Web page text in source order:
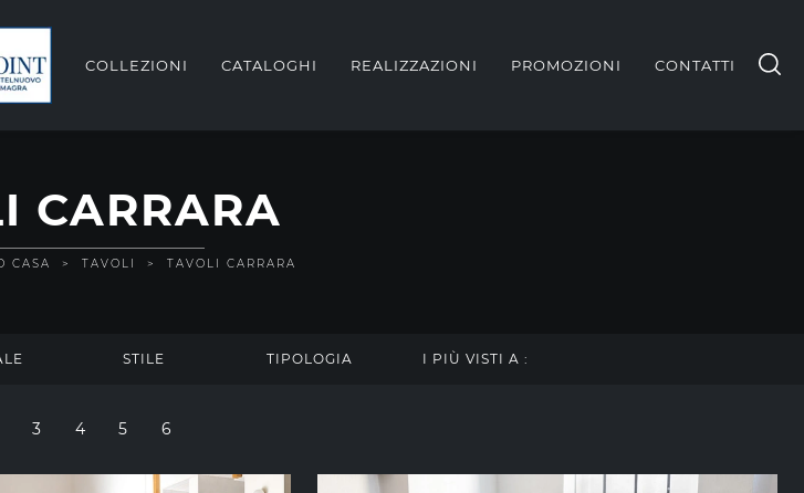
COLLEZIONI CATALOGHI REALIZZAZIONI PROMOZIONI CONTATTI
CARRARA
CASA > TAVOLI > TAVOLI CARRARA
STILE TIPOLOGIA I PIÙ VISTI A :
3 4 5 6